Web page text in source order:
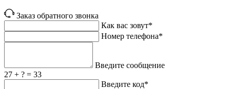
Заказ обратного звонка
Как вас зовут*
Номер телефона*
Введите сообщение
27 + ? = 33
Введите код*